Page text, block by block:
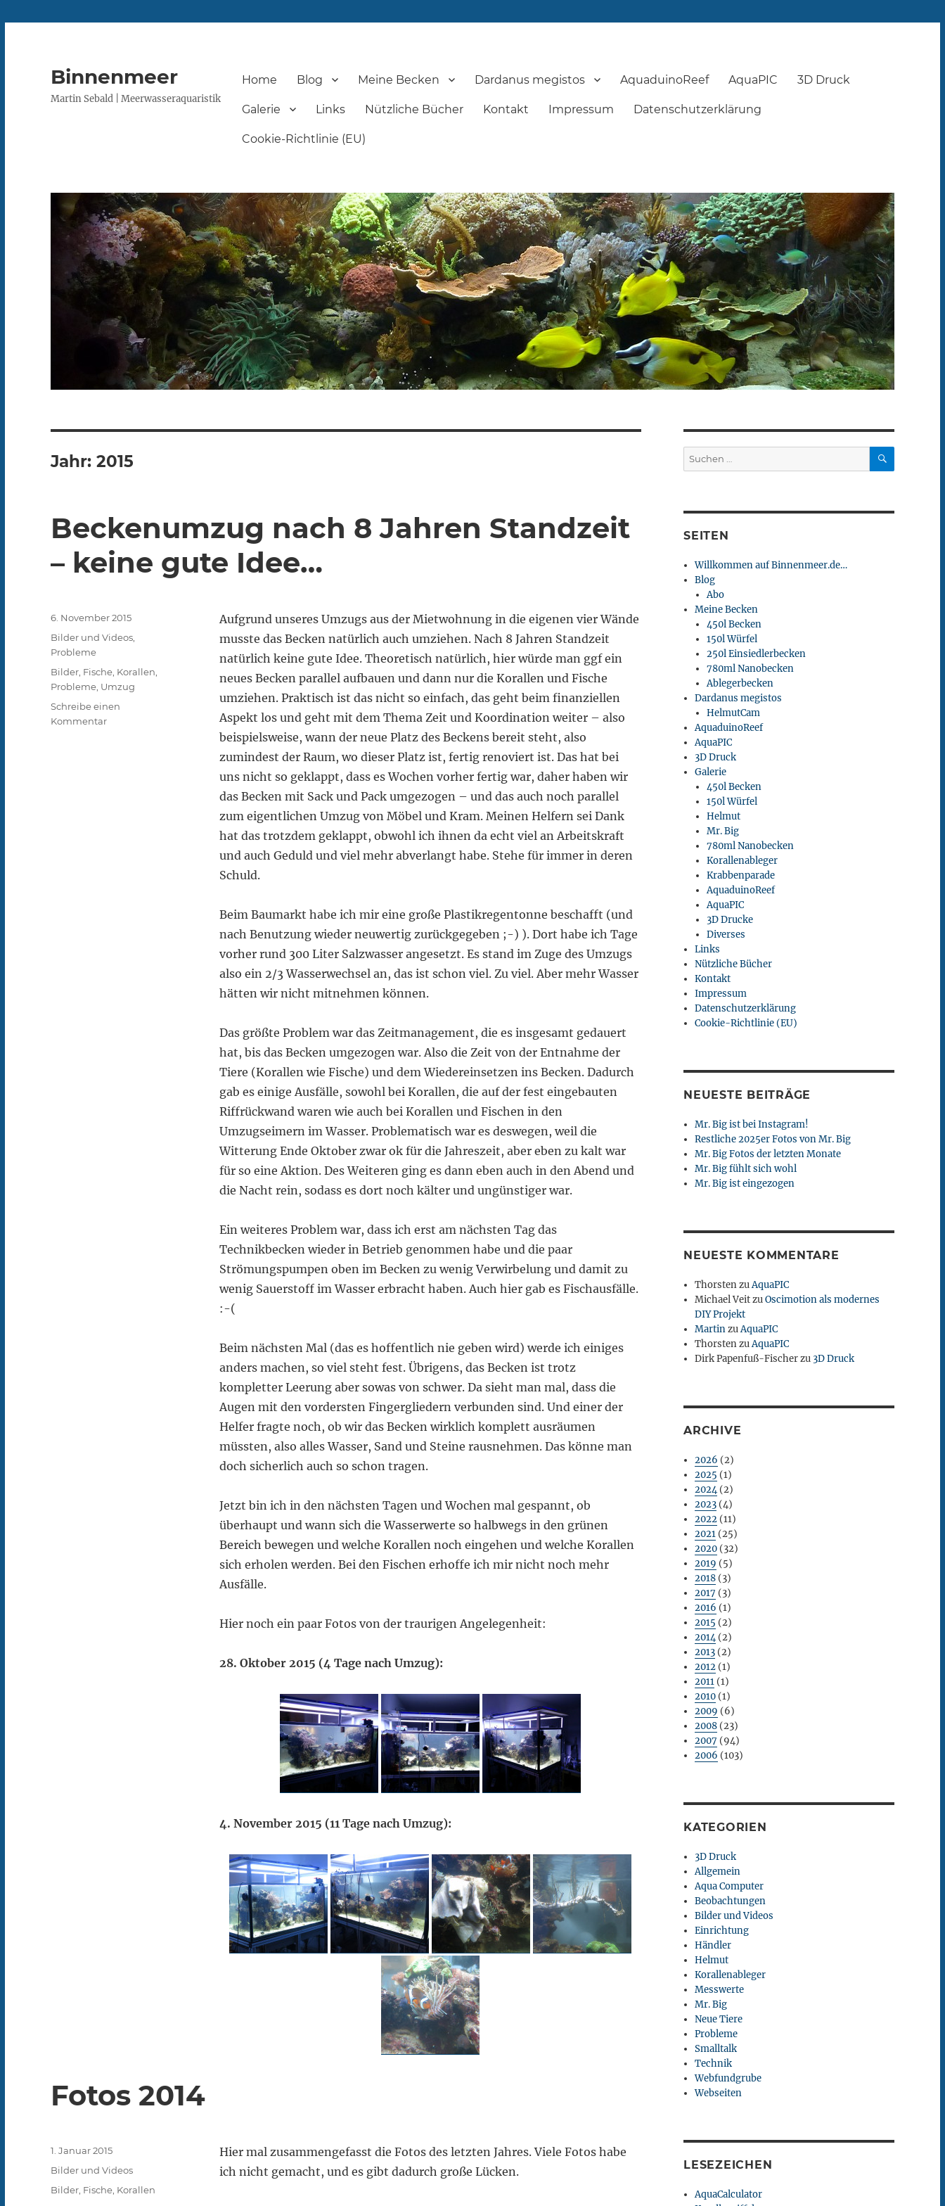
Binnenmeer
Martin Sebald | Meerwasseraquaristik
Home Blog Meine Becken Dardanus megistos AquaduinoReef AquaPIC 3D Druck
Galerie Links Nützliche Bücher Kontakt Impressum Datenschutzerklärung
Cookie-Richtlinie (EU)
Jahr: 2015
Beckenumzug nach 8 Jahren Standzeit
– keine gute Idee…
Aufgrund unseres Umzugs aus der Mietwohnung in die eigenen vier Wände
musste das Becken natürlich auch umziehen. Nach 8 Jahren Standzeit
natürlich keine gute Idee. Theoretisch natürlich, hier würde man ggf ein
neues Becken parallel aufbauen und dann nur die Korallen und Fische
umziehen. Praktisch ist das nicht so einfach, das geht beim finanziellen
Aspekt los und geht mit dem Thema Zeit und Koordination weiter – also
beispielsweise, wann der neue Platz des Beckens bereit steht, also
zumindest der Raum, wo dieser Platz ist, fertig renoviert ist. Das hat bei
uns nicht so geklappt, dass es Wochen vorher fertig war, daher haben wir
das Becken mit Sack und Pack umgezogen – und das auch noch parallel
zum eigentlichen Umzug von Möbel und Kram. Meinen Helfern sei Dank
hat das trotzdem geklappt, obwohl ich ihnen da echt viel an Arbeitskraft
und auch Geduld und viel mehr abverlangt habe. Stehe für immer in deren
Schuld.
Beim Baumarkt habe ich mir eine große Plastikregentonne beschafft (und
nach Benutzung wieder neuwertig zurückgegeben ;-) ). Dort habe ich Tage
vorher rund 300 Liter Salzwasser angesetzt. Es stand im Zuge des Umzugs
also ein 2/3 Wasserwechsel an, das ist schon viel. Zu viel. Aber mehr Wasser
hätten wir nicht mitnehmen können.
Das größte Problem war das Zeitmanagement, die es insgesamt gedauert
hat, bis das Becken umgezogen war. Also die Zeit von der Entnahme der
Tiere (Korallen wie Fische) und dem Wiedereinsetzen ins Becken. Dadurch
gab es einige Ausfälle, sowohl bei Korallen, die auf der fest eingebauten
Riffrückwand waren wie auch bei Korallen und Fischen in den
Umzugseimern im Wasser. Problematisch war es deswegen, weil die
Witterung Ende Oktober zwar ok für die Jahreszeit, aber eben zu kalt war
für so eine Aktion. Des Weiteren ging es dann eben auch in den Abend und
die Nacht rein, sodass es dort noch kälter und ungünstiger war.
Ein weiteres Problem war, dass ich erst am nächsten Tag das
Technikbecken wieder in Betrieb genommen habe und die paar
Strömungspumpen oben im Becken zu wenig Verwirbelung und damit zu
wenig Sauerstoff im Wasser erbracht haben. Auch hier gab es Fischausfälle.
:-(
Beim nächsten Mal (das es hoffentlich nie geben wird) werde ich einiges
anders machen, so viel steht fest. Übrigens, das Becken ist trotz
kompletter Leerung aber sowas von schwer. Da sieht man mal, dass die
Augen mit den vordersten Fingergliedern verbunden sind. Und einer der
Helfer fragte noch, ob wir das Becken wirklich komplett ausräumen
müssten, also alles Wasser, Sand und Steine rausnehmen. Das könne man
doch sicherlich auch so schon tragen.
Jetzt bin ich in den nächsten Tagen und Wochen mal gespannt, ob
überhaupt und wann sich die Wasserwerte so halbwegs in den grünen
Bereich bewegen und welche Korallen noch eingehen und welche Korallen
sich erholen werden. Bei den Fischen erhoffe ich mir nicht noch mehr
Ausfälle.
Hier noch ein paar Fotos von der traurigen Angelegenheit:
28. Oktober 2015 (4 Tage nach Umzug):
4. November 2015 (11 Tage nach Umzug):
Veröffentlicht
am
6. November 2015
Kategorien
Bilder und Videos
Probleme
Schlagwörter
Bilder Fische Korallen
Probleme Umzug
Schreibe einen
Kommentarzu
Fotos 2014
Hier mal zusammengefasst die Fotos des letzten Jahres. Viele Fotos habe
ich nicht gemacht, und es gibt dadurch große Lücken.
Veröffentlicht
am
1. Januar 2015
Kategorien
Bilder und Videos
Schlagwörter
Bilder Fische Korallen
Suchen
nach:
SUCHEN
SEITEN
Willkommen auf Binnenmeer.de…
Blog
Abo
Meine Becken
450l Becken
150l Würfel
250l Einsiedlerbecken
780ml Nanobecken
Ablegerbecken
Dardanus megistos
HelmutCam
AquaduinoReef
AquaPIC
3D Druck
Galerie
450l Becken
150l Würfel
Helmut
Mr. Big
780ml Nanobecken
Korallenableger
Krabbenparade
AquaduinoReef
AquaPIC
3D Drucke
Diverses
Links
Nützliche Bücher
Kontakt
Impressum
Datenschutzerklärung
Cookie-Richtlinie (EU)
NEUESTE BEITRÄGE
Mr. Big ist bei Instagram!
Restliche 2025er Fotos von Mr. Big
Mr. Big Fotos der letzten Monate
Mr. Big fühlt sich wohl
Mr. Big ist eingezogen
NEUESTE KOMMENTARE
ThorstenzuAquaPIC
Michael VeitzuOscimotion als modernes
DIY Projekt
MartinzuAquaPIC
ThorstenzuAquaPIC
Dirk Papenfuß-Fischerzu 3D Druck
ARCHIVE
2026 (2)
2025 (1)
2024(2)
2023 (4)
2022 (11)
2021 (25)
2020 (32)
2019 (5)
2018 (3)
2017 (3)
2016 (1)
2015 (2)
2014(2)
2013 (2)
2012 (1)
2011 (1)
2010 (1)
2009 (6)
2008 (23)
2007 (94)
2006 (103)
KATEGORIEN
3D Druck
Allgemein
Aqua Computer
Beobachtungen
Bilder und Videos
Einrichtung
Händler
Helmut
Korallenableger
Messwerte
Mr. Big
Neue Tiere
Probleme
Smalltalk
Technik
Webfundgrube
Webseiten
LESEZEICHEN
AquaCalculator